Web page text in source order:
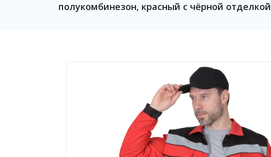
полукомбинезон, красный с чёрной отделкой